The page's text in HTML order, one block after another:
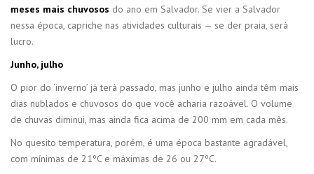
meses mais chuvosos do ano em Salvador. Se vier a Salvador
nessa época, capriche nas atividades culturais — se der praia, será
lucro.
Junho, julho
O pior do ‘inverno’ já terá passado, mas junho e julho ainda têm mais
dias nublados e chuvosos do que você acharia razoável. O volume
de chuvas diminui, mas ainda fica acima de 200 mm em cada mês.
No quesito temperatura, porém, é uma época bastante agradável,
com mínimas de 21ºC e máximas de 26 ou 27ºC.